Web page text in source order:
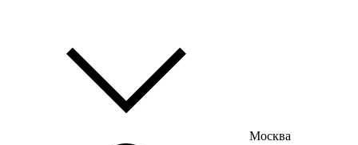
Москва